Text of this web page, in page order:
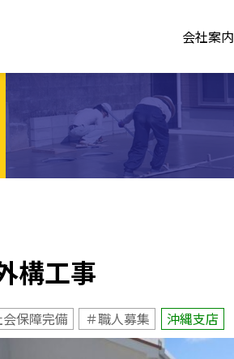
会社案内
構工事
会保障完備 ＃職人募集 沖縄支店